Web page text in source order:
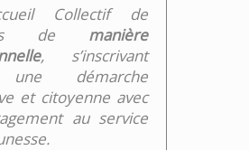
Collectif de
de manière
, s’inscrivant
démarche
et citoyenne avec
au service